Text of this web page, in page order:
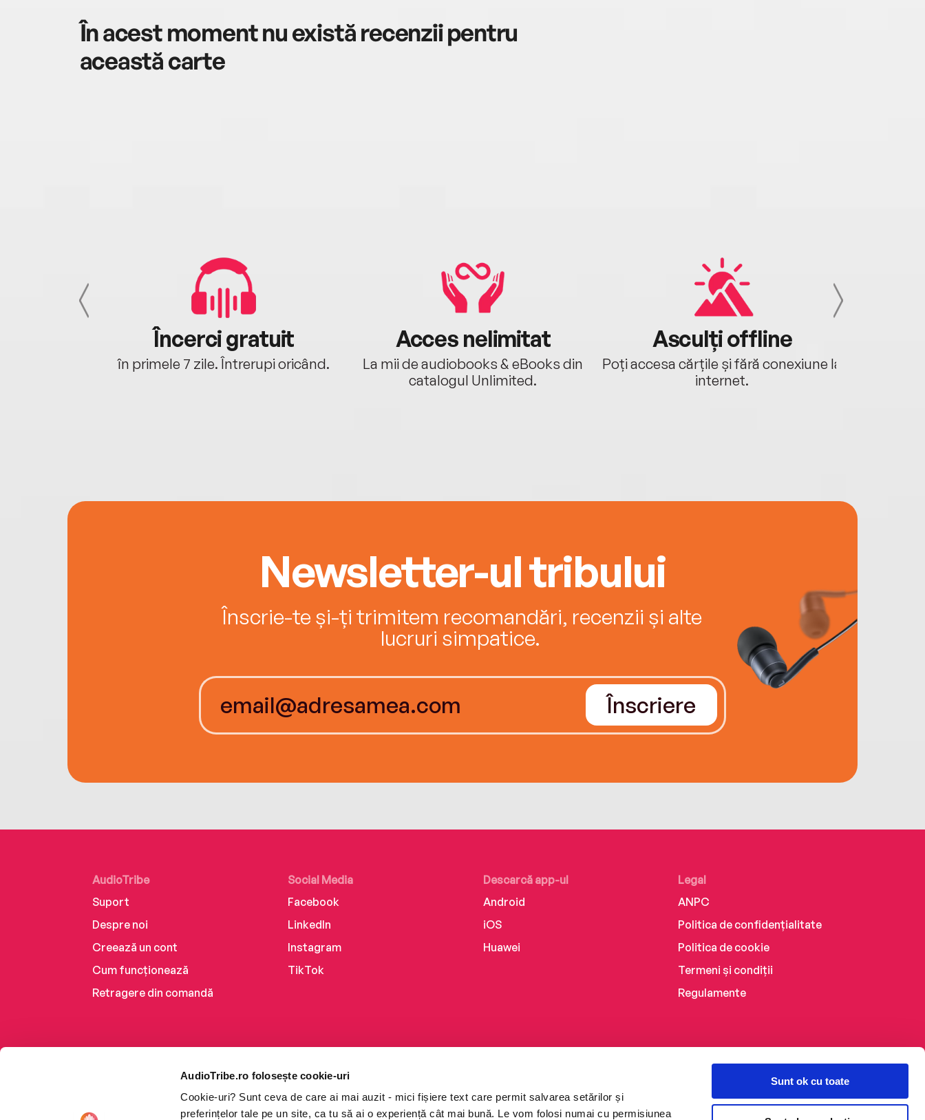
AudioTribe.ro folosește cookie-uri
Cookie-uri? Sunt ceva de care ai mai auzit - mici fișiere text care permit salvarea setărilor și
preferințelor tale pe un site, ca tu să ai o experiență cât mai bună. Le vom folosi numai cu permisiunea
Sunt ok cu toate
În acest moment nu există recenzii pentru
această carte
Încerci gratuit
în primele 7 zile. Întrerupi oricând.
Acces nelimitat
La mii de audiobooks & eBooks din
catalogul Unlimited.
Asculți offline
Poți accesa cărțile și fără conexiune la
internet.
Newsletter-ul tribului
Înscrie-te și-ți trimitem recomandări, recenzii și alte
lucruri simpatice.
Înscriere
AudioTribe
Suport
Despre noi
Creează un cont
Cum funcționează
Retragere din comandă
Social Media
Facebook
LinkedIn
Instagram
TikTok
Descarcă app-ul
Android
iOS
Huawei
Legal
ANPC
Politica de confidențialitate
Politica de cookie
Termeni și condiții
Regulamente